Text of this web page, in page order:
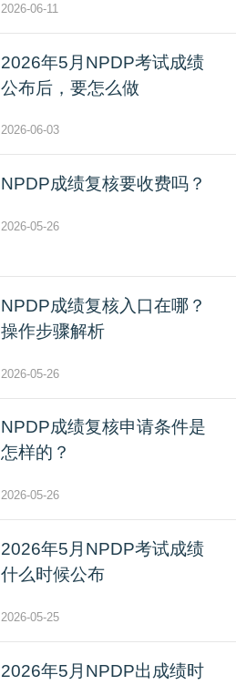
2026-06-11
2026年5月NPDP考试成绩
公布后，要怎么做
2026-06-03
NPDP成绩复核要收费吗？
2026-05-26
NPDP成绩复核入口在哪？
操作步骤解析
2026-05-26
NPDP成绩复核申请条件是
怎样的？
2026-05-26
2026年5月NPDP考试成绩
什么时候公布
2026-05-25
2026年5月NPDP出成绩时